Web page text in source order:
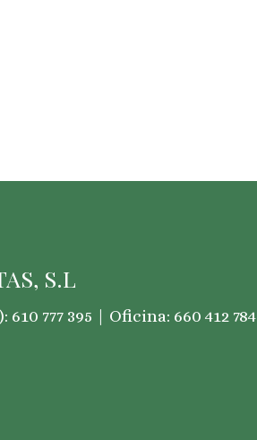
S.L
777 395 | Oficina: 660 412 784